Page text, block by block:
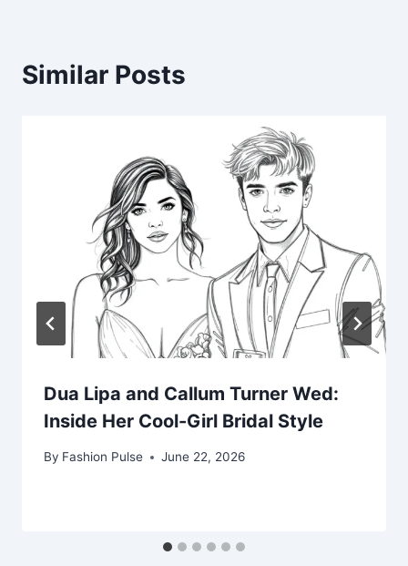
Similar Posts
Dua Lipa and Callum Turner Wed:
Inside Her Cool-Girl Bridal Style
By Fashion Pulse June 22, 2026